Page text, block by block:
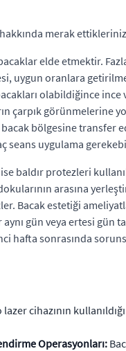
merak
elde etmektir.
uygun oranlara
olabildiğince ince
çarpık görünmelerine
bölgesine transfer
seans uygulama
baldır protezleri
arasına
Bacak estetiği
gün veya ertesi
hafta sonrasında
lazer cihazının
Operasyonları: